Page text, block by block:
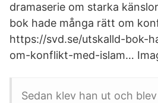
dramaserie om starka
bok hade många rätt om
https://svd.se/utskalld-bok-
om-konflikt-med-islam…
Sedan klev han ut och